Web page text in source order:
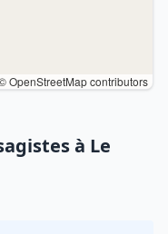
OpenStreetMap contributors
à Le